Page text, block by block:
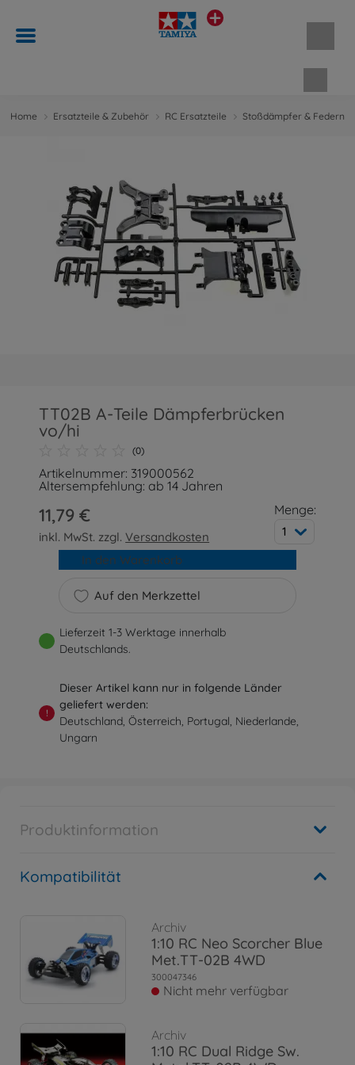
Home Ersatzteile & Zubehör RC Ersatzteile Stoßdämpfer & Federn
TT02B A-Teile Dämpferbrücken
vo/hi
(0)
Artikelnummer: 319000562
Altersempfehlung: ab 14 Jahren
11,79 €
inkl. MwSt. zzgl.Versandkosten
Menge:
1
Auf den Merkzettel
In den Warenkorb
Lieferzeit 1-3 Werktage innerhalb
Deutschlands.
!
Dieser Artikel kann nur in folgende Länder
geliefert werden:
Deutschland, Österreich, Portugal, Niederlande,
Ungarn
Produktinformation
Kompatibilität
Archiv
1:10 RC Neo Scorcher Blue
Met.TT-02B 4WD
300047346
Nicht mehr verfügbar
Archiv
1:10 RC Dual Ridge Sw.